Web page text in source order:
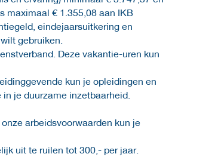
maximaal € 1.355,08 aan IKB
eindejaarsuitkering en
gebruiken.
Deze vakantie-uren kun
kun je opleidingen en
je duurzame inzetbaarheid.
arbeidsvoorwaarden kun je
uit te ruilen tot 300,- per jaar.